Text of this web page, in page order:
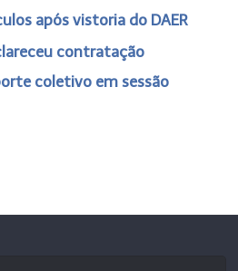
após vistoria do DAER
contratação
coletivo em sessão